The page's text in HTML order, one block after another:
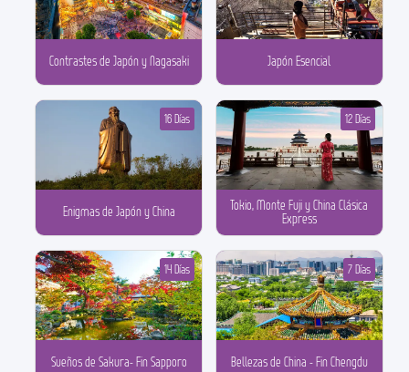
Contrastes de Japón y Nagasaki Japón Esencial
Enigmas de Japón y China
16 Días
Tokio, Monte Fuji y China Clásica
Express
12 Días
Sueños de Sakura- Fin Sapporo
14 Días
Bellezas de China - Fin Chengdu
7 Días